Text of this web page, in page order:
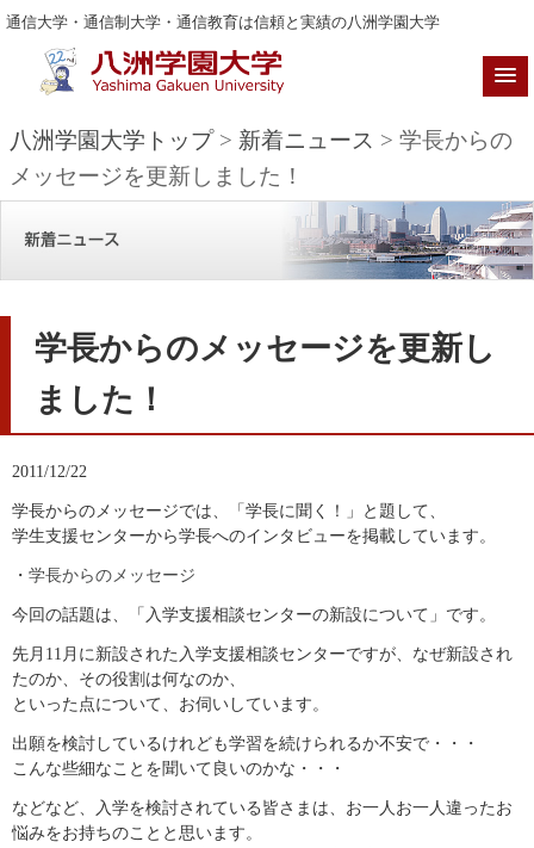
通信大学・通信制大学・通信教育は信頼と実績の八洲学園大学
八洲学園大学トップ> 新着ニュース > 学長からの
メッセージを更新しました！
学長からのメッセージを更新し
ました！
2011/12/22
学長からのメッセージでは、「学長に聞く！」と題して、
学生支援センターから学長へのインタビューを掲載しています。
・ 学長からのメッセージ
今回の話題は、「入学支援相談センターの新設について」です。
先月11月に新設された入学支援相談センターですが、なぜ新設され
たのか、その役割は何なのか、
といった点について、お伺いしています。
出願を検討しているけれども学習を続けられるか不安で・・・
こんな些細なことを聞いて良いのかな・・・
などなど、入学を検討されている皆さまは、お一人お一人違ったお
悩みをお持ちのことと思います。